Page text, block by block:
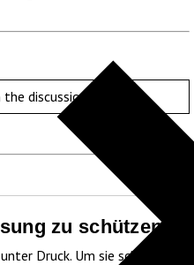
the discussion
zu schützen!
Druck. Um sie schützen